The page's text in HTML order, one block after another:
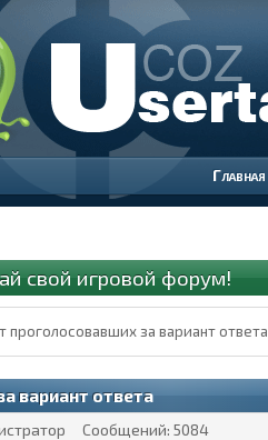
свой игровой форум!
проголосовавших за вариант ответа
вариант ответа
Сообщений: 5084